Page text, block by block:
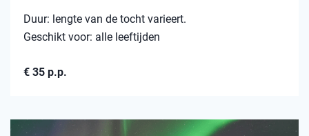
Duur: lengte van de tocht varieert.
Geschikt voor: alle leeftijden
€ 35 p.p.